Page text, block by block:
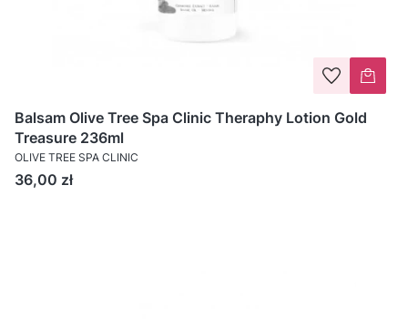
Balsam Olive Tree Spa Clinic Theraphy Lotion Gold
Treasure 236ml
OLIVE TREE SPA CLINIC
Cena
36,00 zł